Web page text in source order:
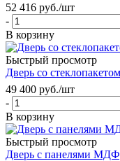
52 416 руб./шт
-
В корзину
Быстрый просмотр
Дверь со
49 400 руб./шт
-
В корзину
Быстрый просмотр
Дверь с панелями